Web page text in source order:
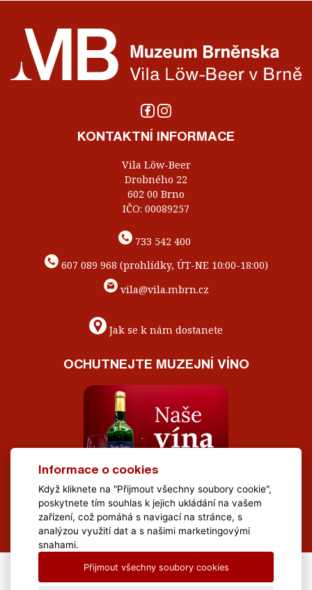
KONTAKTNÍ INFORMACE
Vila Löw-Beer
Drobného 22
602 00 Brno
IČO: 00089257
733 542 400
607 089 968 (prohlídky, ÚT-NE 10:00-18:00)
vila@vila.mbrn.cz
Jak se k nám dostanete
OCHUTNEJTE MUZEJNÍ VÍNO
All Rights Reserved Muzeum Brněnska © 2020, Webdesign by
Informace o cookies
Když kliknete na "Přijmout všechny soubory cookie",
poskytnete tím souhlas k jejich ukládání na vašem
zařízení, což pomáhá s navigací na stránce, s
analýzou využití dat a s našimi marketingovými
snahami.
Přijmout všechny soubory cookies